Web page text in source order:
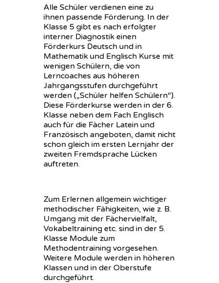
Alle Schüler verdienen eine zu
ihnen passende Förderung. In der
Klasse 5 gibt es nach erfolgter
interner Diagnostik einen
Förderkurs Deutsch und in
Mathematik und Englisch Kurse mit
wenigen Schülern, die von
Lerncoaches aus höheren
Jahrgangsstufen durchgeführt
werden („Schüler helfen Schülern“).
Diese Förderkurse werden in der 6.
Klasse neben dem Fach Englisch
auch für die Fächer Latein und
Französisch angeboten, damit nicht
schon gleich im ersten Lernjahr der
zweiten Fremdsprache Lücken
auftreten.
Zum Erlernen allgemein wichtiger
methodischer Fähigkeiten, wie z. B.
Umgang mit der Fächervielfalt,
Vokabeltraining etc. sind in der 5.
Klasse Module zum
Methodentraining vorgesehen.
Weitere Module werden in höheren
Klassen und in der Oberstufe
durchgeführt.